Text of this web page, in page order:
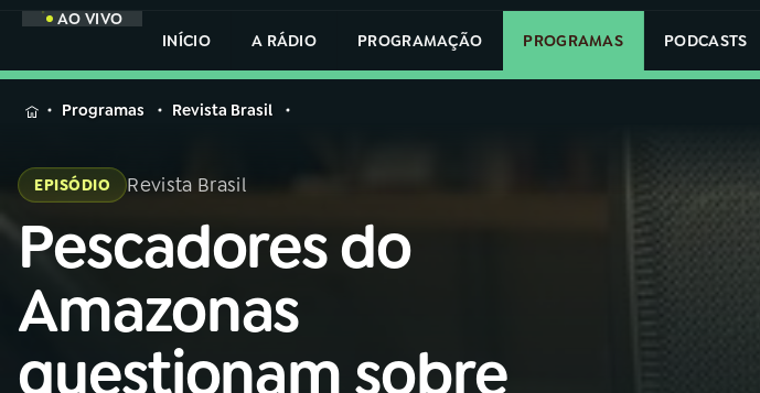
AO VIVO
INÍCIO
A RÁDIO PROGRAMAÇÃO PROGRAMAS PODCASTS
MENU
Buscar
na
Rádio
Nacional
01INÍCIO
na
Rádio
Programas Revista Brasil
EPISÓDIO Revista Brasil
Pescadores do
Amazonas
questionam sobre